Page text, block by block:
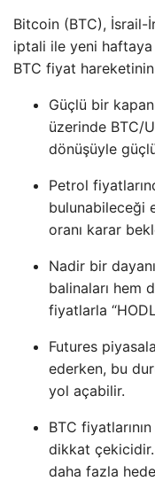
Bitcoin (BTC), İsrail-
iptali ile yeni
BTC fiyat
Güçlü bir
üzerinde BTC/
dönüşüyle
Petrol
bulunabileceği
oranı karar
Nadir bir
balinaları hem
fiyatlarla
Futures
ederken, bu
yol açabilir.
BTC
dikkat
daha fazla